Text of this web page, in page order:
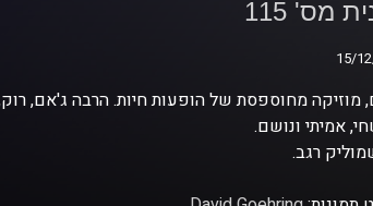
15/מס' 115
15/
אמיתי ונושם.
רגב.